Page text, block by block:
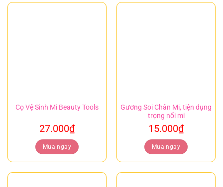
Cọ Vệ Sinh Mi Beauty Tools
27.000₫
Mua ngay
Gương Soi Chân Mi, tiện dụng
trọng nối mi
15.000₫
Mua ngay